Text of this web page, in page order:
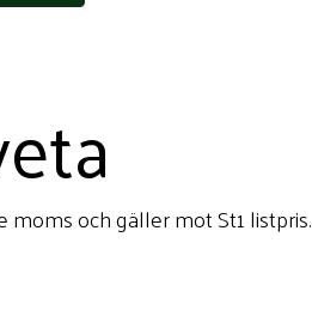
moms och gäller mot St1 listpris.